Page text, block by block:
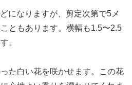
になりますが、剪定次第で5メ
ともあります。横幅も1.5〜2.5
。
た白い花を咲かせます。この花